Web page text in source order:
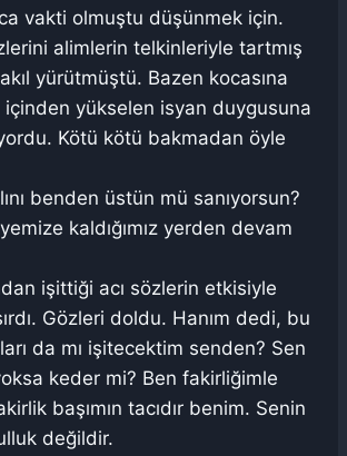
vakti olmuştu düşünmek için.
alimlerin telkinleriyle tartmış
yürütmüştü. Bazen kocasına
yükselen isyan duygusuna
Kötü kötü bakmadan öyle
benden üstün mü sanıyorsun?
kaldığımız yerden devam
işittiği acı sözlerin etkisiyle
Gözleri doldu. Hanım dedi, bu
da mı işitecektim senden? Sen
keder mi? Ben fakirliğimle
başımın tacıdır benim. Senin
değildir.